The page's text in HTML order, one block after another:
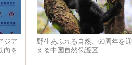
ジア
向を
野生あふれる自然、60周年を迎
える中国自然保護区